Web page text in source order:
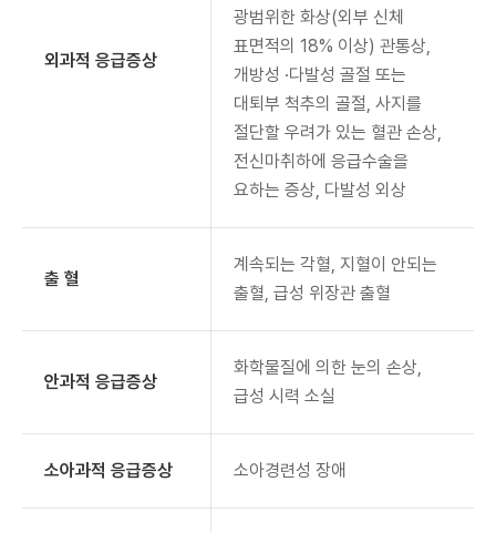
외과적 응급증상
광범위한 화상(외부 신체
표면적의 18% 이상) 관통상,
개방성 ·다발성 골절 또는
대퇴부 척추의 골절, 사지를
절단할 우려가 있는 혈관 손상,
전신마취하에 응급수술을
요하는 증상, 다발성 외상
출 혈
계속되는 각혈, 지혈이 안되는
출혈, 급성 위장관 출혈
안과적 응급증상
화학물질에 의한 눈의 손상,
급성 시력 소실
소아과적 응급증상 소아경련성 장애